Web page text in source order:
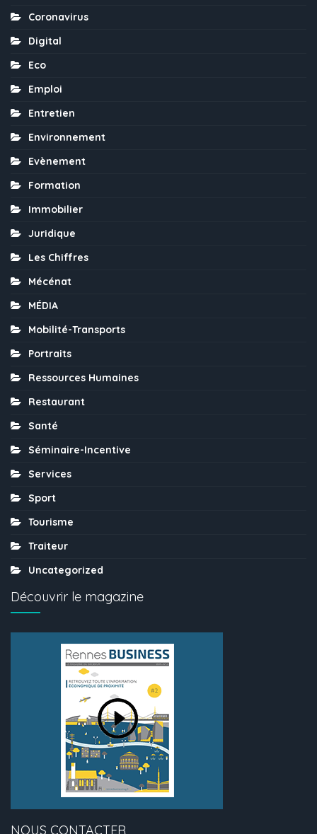
Coronavirus
Digital
Eco
Emploi
Entretien
Environnement
Evènement
Formation
Immobilier
Juridique
Les Chiffres
Mécénat
MÉDIA
Mobilité-Transports
Portraits
Ressources Humaines
Restaurant
Santé
Séminaire-Incentive
Services
Sport
Tourisme
Traiteur
Uncategorized
Découvrir le magazine
NOUS CONTACTER